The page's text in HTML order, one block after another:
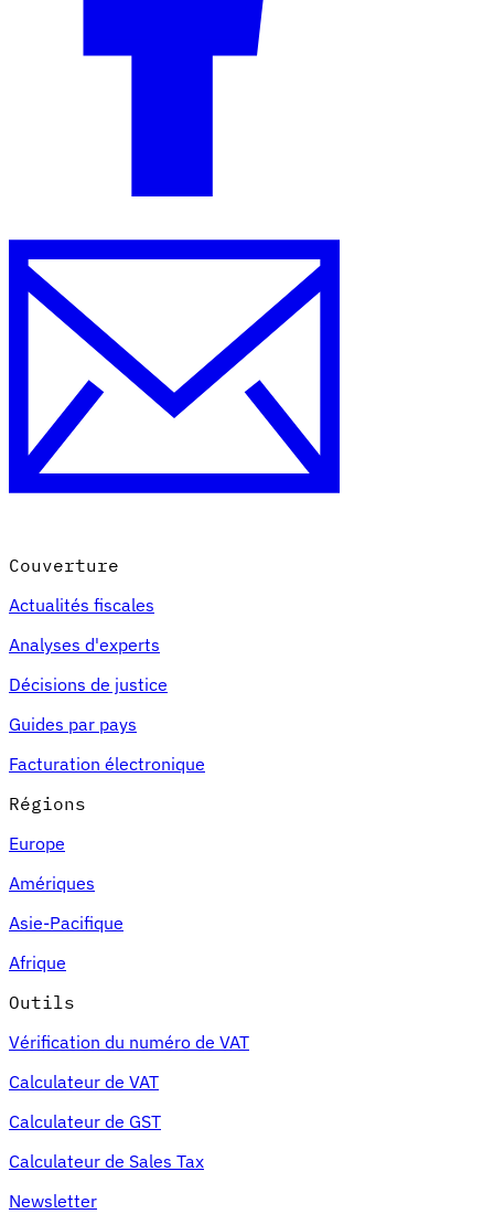
Couverture
Actualités fiscales
Analyses d'experts
Décisions de justice
Guides par pays
Facturation électronique
Régions
Europe
Amériques
Asie-Pacifique
Afrique
Outils
Vérification du numéro de VAT
Calculateur de VAT
Calculateur de GST
Calculateur de Sales Tax
Newsletter